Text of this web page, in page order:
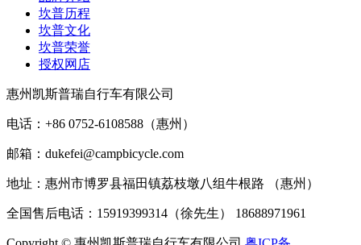
坎普历程
坎普文化
坎普荣誉
授权网店
惠州凯斯普瑞自行车有限公司
电话：+86 0752-6108588（惠州）
邮箱：dukefei@campbicycle.com
地址：惠州市博罗县福田镇荔枝墩八组牛根路 （惠州）
全国售后电话：15919399314（徐先生） 18688971961